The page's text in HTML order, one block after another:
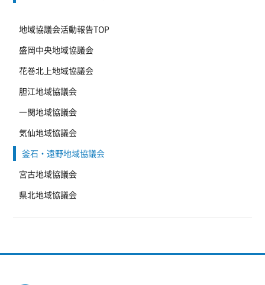
地域協議会活動報告TOP
盛岡中央地域協議会
花巻北上地域協議会
胆江地域協議会
一関地域協議会
気仙地域協議会
釜石・遠野地域協議会
宮古地域協議会
県北地域協議会